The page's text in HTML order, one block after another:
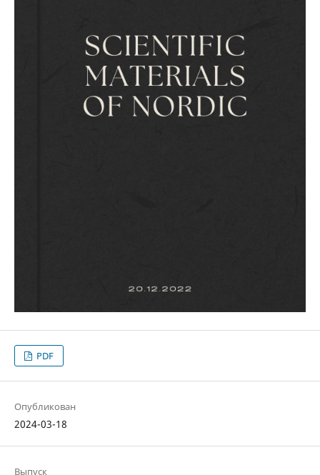
PDF
Опубликован
2024-03-18
Выпуск